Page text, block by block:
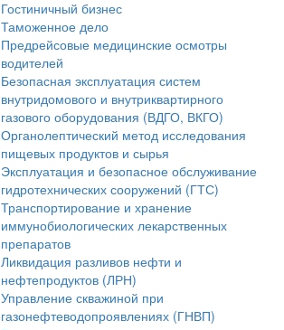
Гостиничный бизнес
Таможенное дело
Предрейсовые медицинские осмотры
водителей
Безопасная эксплуатация систем
внутридомового и внутриквартирного
газового оборудования (ВДГО, ВКГО)
Органолептический метод исследования
пищевых продуктов и сырья
Эксплуатация и безопасное обслуживание
гидротехнических сооружений (ГТС)
Транспортирование и хранение
иммунобиологических лекарственных
препаратов
Ликвидация разливов нефти и
нефтепродуктов (ЛРН)
Управление скважиной при
газонефтеводопроявлениях (ГНВП)